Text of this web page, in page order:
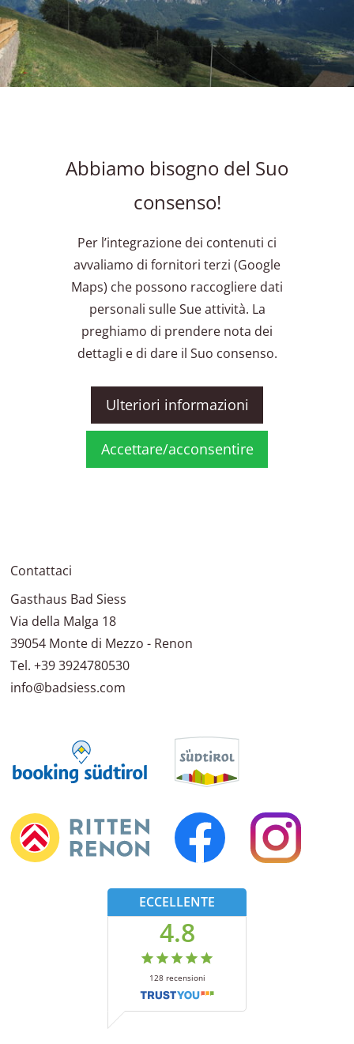
Abbiamo bisogno del Suo
consenso!
Per l’integrazione dei contenuti ci
avvaliamo di fornitori terzi (Google
Maps) che possono raccogliere dati
personali sulle Sue attività. La
preghiamo di prendere nota dei
dettagli e di dare il Suo consenso.
Ulteriori informazioni
Accettare/acconsentire
Contattaci
Gasthaus Bad Siess
Via della Malga 18
39054 Monte di Mezzo - Renon
Tel.+39 3924780530
info@badsiess.com
ECCELLENTE
4.8
128 recensioni